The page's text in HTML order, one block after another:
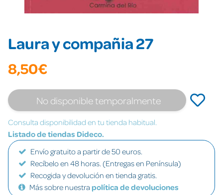
Laura y compañia 27
8,50€
No disponible temporalmente
Consulta disponibilidad en tu tienda habitual.
Listado de tiendas Dideco.
Envío gratuito a partir de 50 euros.
Recíbelo en 48 horas. (Entregas en Península)
Recogida y devolución en tienda gratis.
Más sobre nuestra política de devoluciones